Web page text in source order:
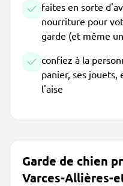
faites en sorte
nourriture pour
garde (et même
confiez à la
panier, ses
l'aise
Garde de chien
Varces-Allières-